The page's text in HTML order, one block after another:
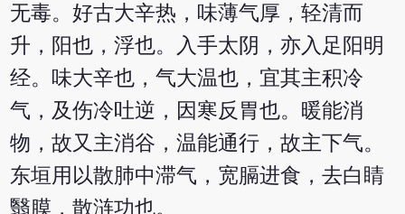
无毒。好古大辛热，味薄气厚，轻清而
升，阳也，浮也。入手太阴，亦入足阳明
经。味大辛也，气大温也，宜其主积冷
气，及伤冷吐逆，因寒反胃也。暖能消
物，故又主消谷，温能通行，故主下气。
东垣用以散肺中滞气，宽膈进食，去白睛
翳膜，散涟功也。